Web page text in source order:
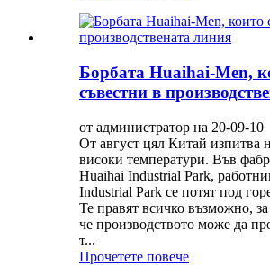
Борбата Huaihai-Men,
съвестни в
от администратор на 20-09-10
От август цял ​​Китай изпитва
високи температури. Във
Huaihai Industrial Park,
Industrial Park се потят под
Те правят всичко възможно, за
че производството може да
т...
Прочетете повече